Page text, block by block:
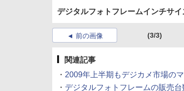
デジタルフォトフレームインチサ
前の画像 (3/3)
関連記事
・ 2009年上半期もデジカメ市場の
・ デジタルフォトフレームの販売